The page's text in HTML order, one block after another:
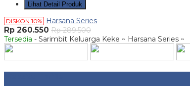
Lihat Detail Produk
DISKON 10% Harsana Series
Rp 260.550 Rp 289.500
Tersedia - Sarimbit Keluarga Keke ~ Harsana Series ~